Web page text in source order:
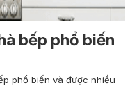
bếp phổ biến
phổ biến và được nhiều